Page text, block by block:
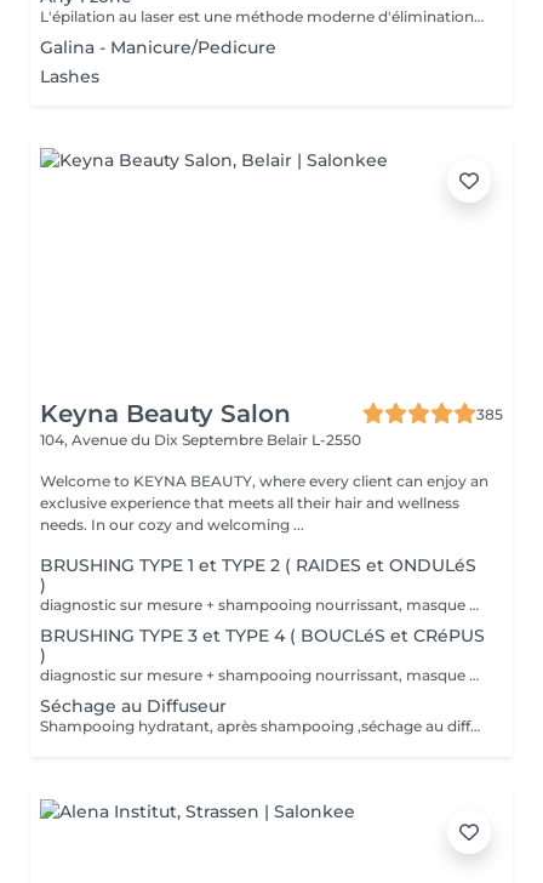
L'épilation au laser est une méthode moderne d'élimination des poils indésirables grâce à l'émission de lumière laser. Le laser cible la mélanine du poil, détruisant le follicule pileux, ce qui entraîne une chute progressive des poils. L'un des types de laser les plus populaires est le laser à diode, qui convient à la plupart des types de peau et offre des résultats efficaces. Recommandations avant la séance : Rasage des zones traitées : Il est impératif de raser soigneusement toutes les zones à traiter 24 heures avant la séance. Cela permet au laser d'agir directement sur le follicule pileux et d'optimiser l'efficacité du traitement. Hygiène : Prenez une douche avant votre rendez-vous afin d'avoir une peau propre. Menstruation : Si vous avez vos règles le jour de la séance, utilisez un tampon. Condition importante : Si vous vous présentez avec des zones non rasées, le paiement de la séance sera automatiquement prélevé et aucun remboursement ne sera possible. Zones d'épilation au laser : 1. Visage 2. Aisselles 3. Demi-jambes 4. Cuisses 5. Bras 6. Poitrine 7. Ventre 8. Dos 9. Bas du dos 10. Cou 11. Maillot 12. Fesses 13. Sillon inter-fessier
Galina - Manicure/Pedicure
Lashes
Keyna Beauty Salon
385
104, Avenue du Dix Septembre Belair L-2550
Welcome to KEYNA BEAUTY, where every client can enjoy an
exclusive experience that meets all their hair and wellness
needs. In our cozy and welcoming ...
BRUSHING TYPE 1 et TYPE 2 ( RAIDES et ONDULéS
)
diagnostic sur mesure + shampooing nourrissant, masque hydratant ,coiffage sérum et fixation finale. Important: cheveux sans tresse ni noeuds à l'arrivée; tout noeuds ou tressage entraîne l'annulation et 50% de la prestation est retenu. Toute arrivée retardée de 15-30 minutes ou plus entraînera l'annulation automatique du rendez-vous.
BRUSHING TYPE 3 et TYPE 4 ( BOUCLéS et CRéPUS
)
diagnostic sur mesure + shampooing nourrissant, masque hydratant ,coiffage sérum et fixation finale. Important: cheveux sans tresse ni noeuds à l'arrivée; tout noeuds ou tressage entraîne l'annulation et 50% de la prestation est retenu. Toute arrivée retardée de 15-30 minutes ou plus entraînera l'annulation automatique du rendez-vous.
Séchage au Diffuseur
Shampooing hydratant, après shampooing ,séchage au diffuseur sérum et fixation finale. Important: cheveux sans tresse ni nud à l'arrivée; tout nud ou tressage entraîne l'annulation et 50% de la prestation est retenu. Toute arrivée retardée de 15-30 minutes ou plus entraînera l'annulation automatique du rendez-vous.